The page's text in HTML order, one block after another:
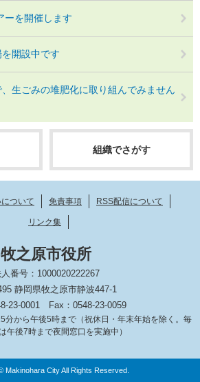
ーを開催します
開設中です
生ごみの堆肥化に取り組んでみません
組織でさがす
ついて 免責事項 RSS配信について
リンク集
牧之原市役所
番号：1000020222267
静岡県牧之原市静波447-1
23-0001
Fax：0548-23-0059
分から午後5時まで（祝休日・年末年始を除く。毎
午後7時まで夜間窓口を実施中）
Makinohara City All Rights Reserved.